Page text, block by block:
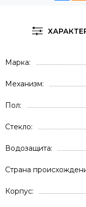
Марка
Механизм
Пол
Стекло
Водозащита
Страна
Корпус